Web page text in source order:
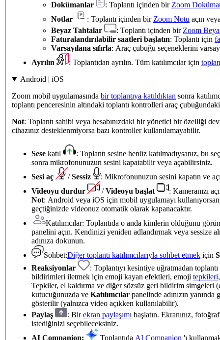
Dokümanlar
: Toplantı içinden bir Zoom
Notlar
: Toplantı içinden bir Zoom Notu açın
Beyaz Tahtalar
: Toplantı içinden bir Zoom
Faturalandırılabilir saatleri başlatın: Toplantı için
Varsayılana sıfırla: Araç çubuğu seçeneklerini
Ayrılın
: Toplantıdan ayrılın. Tüm katılımcılar için
Android | iOS
Zoom mobil uygulamasında bir toplantıya katıldıktan sonra
toplantı penceresinin altındaki toplantı kontrolleri araç
Not: Toplantı sahibi veya hesabınızdaki bir yönetici bir özelliği
cihazınız desteklenmiyorsa bazı kontroller kullanılamayabilir.
Sese katıl
: Toplantı sesine henüz katılmadıysanız, bu
sonra mikrofonunuzun sesini kapatabilir veya açabilirsiniz.
Sesi aç
/Sessiz
: Mikrofonunuzun sesini kapatın ve
Videoyu durdur
/Videoyu başlat
: Kameranızı
Not: Android veya iOS için mobil uygulamayı
geçtiğinizde videonuz otomatik olarak kapanacaktır.
Katılımcılar: Toplantıda o anda kimlerin olduğunu
panelini açın. Kendinizi yeniden adlandırmak veya sessize
adınıza dokunun.
Sohbet:Diğer toplantı katılımcılarıyla sohbet etmek için
Reaksiyonlar
: Toplantıyı kesintiye uğratmadan
bildirimleri iletmek için emoji kayan efektleri, emoji tepkileri
Tepkiler, el kaldırma ve diğer sözsüz geri bildirim simgeleri
kutucuğunuzda ve Katılımcılar panelinde adınızın
gösterilir (yalnızca video açıkken kullanılabilir).
Paylaş
: Birekran paylaşımı başlatın. Ekranınız,
istediğinizi seçebileceksiniz.
AI Companion:
Toplantıda AI Companion 'ı